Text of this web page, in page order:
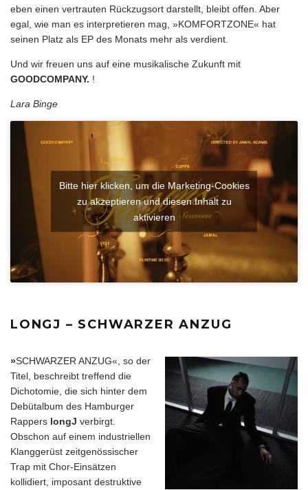
eben einen vertrauten Rückzugsort darstellt, bleibt offen. Aber
egal, wie man es interpretieren mag, »KOMFORTZONE« hat
seinen Platz als EP des Monats mehr als verdient.
Und wir freuen uns auf eine musikalische Zukunft mit
GOODCOMPANY. !
Lara Binge
Bitte hier klicken, um die Marketing-Cookies
zu akzeptieren und diesen Inhalt zu
aktivieren
LONGJ – SCHWARZER ANZUG
»SCHWARZER ANZUG«, so der
Titel, beschreibt treffend die
Dichotomie, die sich hinter dem
Debütalbum des Hamburger
Rappers longJ verbirgt.
Obschon auf einem industriellen
Klanggerüst zeitgenössischer
Trap mit Chor-Einsätzen
kollidiert, imposant destruktive